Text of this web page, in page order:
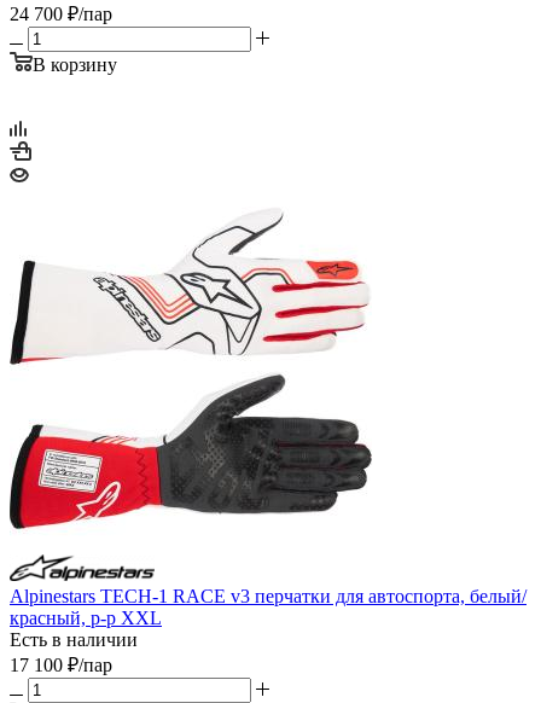
24 700 ₽/пар
В корзину
Alpinestars TECH-1 RACE v3 перчатки для автоспорта, белый/
красный, р-р XXL
Есть в наличии
17 100 ₽/пар